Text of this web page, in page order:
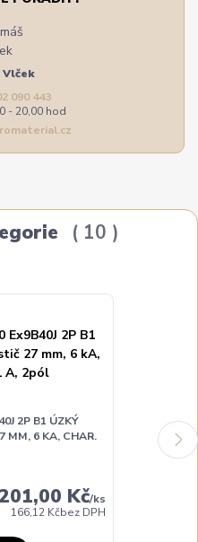
Vlček
090 443
- 20,00 hod
10
2P B1 ÚZKÝ
MM, 6 KA, CHAR.
201,00 Kč/ks
166,12 Kčbez DPH
NOARK
INSTALAČNÍ
B, 2 A, 2PÓL